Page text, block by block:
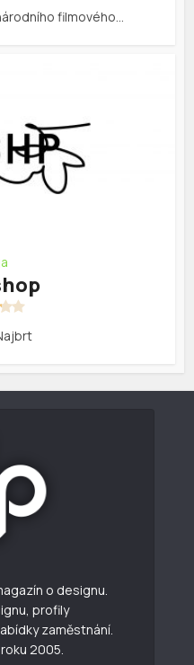
filmového…
o designu.
profily
zaměstnání.
2005.